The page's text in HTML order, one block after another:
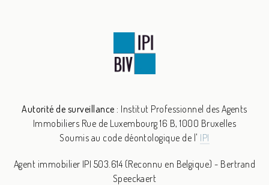
Autorité de surveillance : Institut Professionnel des Agents
Immobiliers Rue de Luxembourg 16 B, 1000 Bruxelles
Soumis au code déontologique de l' IPI
Agent immobilier IPI 503.614 (Reconnu en Belgique) - Bertrand
Speeckaert